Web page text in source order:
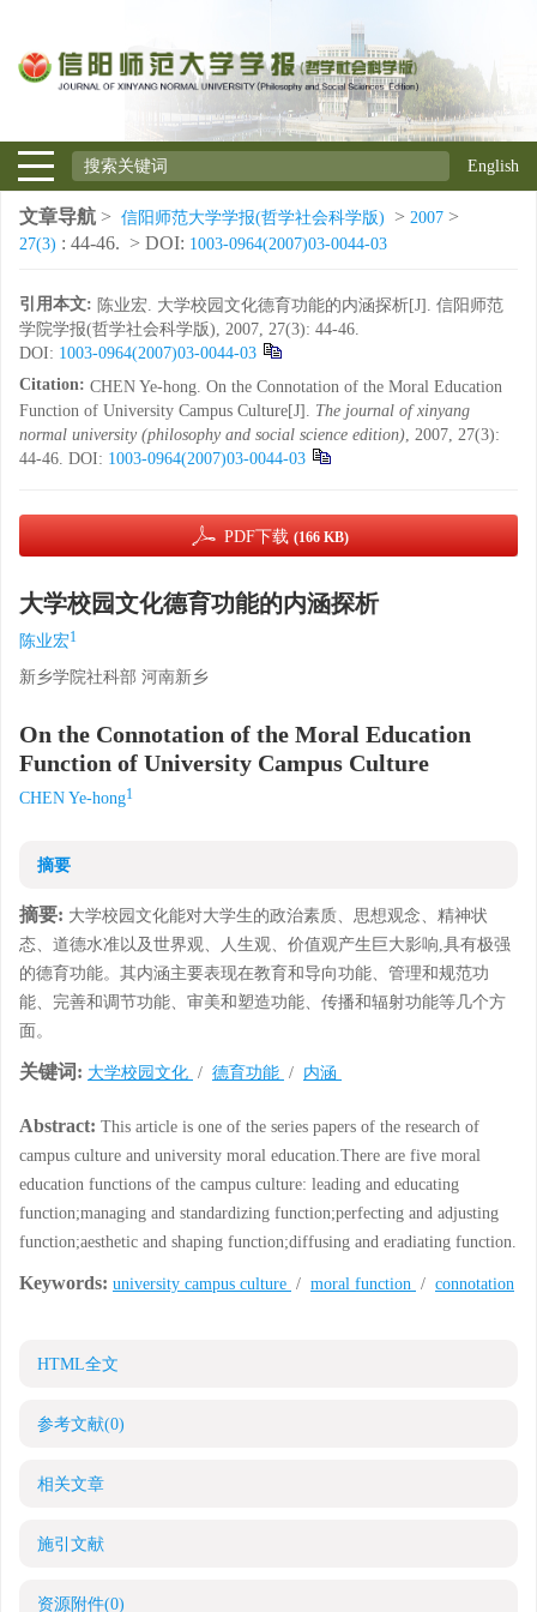
English
文章导航 > 信阳师范大学学报(哲学社会科学版) > 2007 >
27(3) : 44-46. > DOI: 1003-0964(2007)03-0044-03
引用本文: 陈业宏. 大学校园文化德育功能的内涵探析[J]. 信阳师范
学院学报(哲学社会科学版), 2007, 27(3): 44-46.
DOI: 1003-0964(2007)03-0044-03
Citation: CHEN Ye-hong. On the Connotation of the Moral Education
Function of University Campus Culture[J]. The journal of xinyang
normal university (philosophy and social science edition), 2007, 27(3):
44-46. DOI: 1003-0964(2007)03-0044-03
PDF下载 (166 KB)
大学校园文化德育功能的内涵探析
陈业宏1
新乡学院社科部 河南新乡
On the Connotation of the Moral Education
Function of University Campus Culture
CHEN Ye-hong1
摘要
摘要: 大学校园文化能对大学生的政治素质、思想观念、精神状
态、道德水准以及世界观、人生观、价值观产生巨大影响,具有极强
的德育功能。其内涵主要表现在教育和导向功能、管理和规范功
能、完善和调节功能、审美和塑造功能、传播和辐射功能等几个方
面。
关键词: 大学校园文化 / 德育功能 / 内涵
Abstract: This article is one of the series papers of the research of
campus culture and university moral education.There are five moral
education functions of the campus culture: leading and educating
function;managing and standardizing function;perfecting and adjusting
function;aesthetic and shaping function;diffusing and eradiating function.
Keywords: university campus culture / moral function / connotation
HTML全文
参考文献(0)
相关文章
施引文献
资源附件(0)